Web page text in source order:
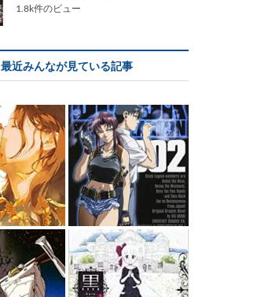
1.8k件のビュー
最近みんなが見ている記事